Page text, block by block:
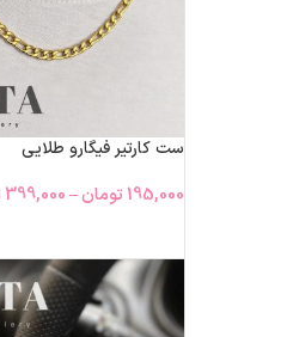
ست کارتیر فیگارو طلایی
195,000 تومان–
399,000